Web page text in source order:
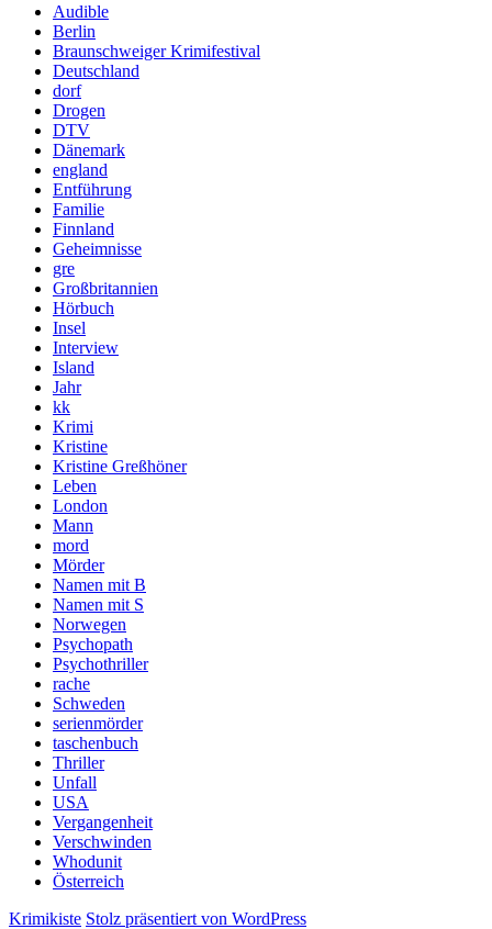
Audible
Berlin
Braunschweiger Krimifestival
Deutschland
dorf
Drogen
DTV
Dänemark
england
Entführung
Familie
Finnland
Geheimnisse
gre
Großbritannien
Hörbuch
Insel
Interview
Island
Jahr
kk
Krimi
Kristine
Kristine Greßhöner
Leben
London
Mann
mord
Mörder
Namen mit B
Namen mit S
Norwegen
Psychopath
Psychothriller
rache
Schweden
serienmörder
taschenbuch
Thriller
Unfall
USA
Vergangenheit
Verschwinden
Whodunit
Österreich
Krimikiste Stolz präsentiert von WordPress